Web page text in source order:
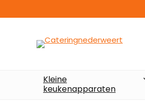
Kleine
keukenapparaten